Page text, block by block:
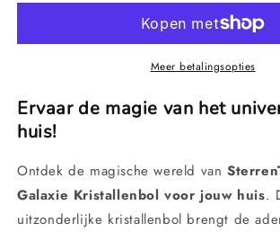
Kristallbal
huis
Galaxie
Kristallbal
voor
huis
Meer betalingsopties
Ervaar de magie van het
huis!
Ontdek de magische wereld van
Galaxie Kristallenbol voor jouw huis.
uitzonderlijke kristallenbol brengt de